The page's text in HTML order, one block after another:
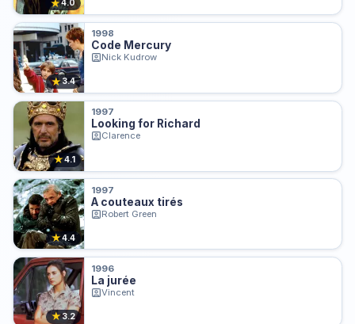
★4.0
★3.4
1998
Code Mercury
Nick Kudrow
★4.1
1997
Looking for Richard
Clarence
★4.4
1997
A couteaux tirés
Robert Green
★3.2
1996
La jurée
Vincent